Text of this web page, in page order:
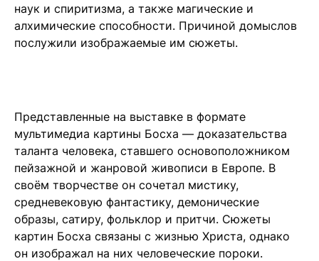
наук и спиритизма, а также магические и
алхимические способности. Причиной домыслов
послужили изображаемые им сюжеты.
Представленные на выставке в формате
мультимедиа картины Босха — доказательства
таланта человека, ставшего основоположником
пейзажной и жанровой живописи в Европе. В
своём творчестве он сочетал мистику,
средневековую фантастику, демонические
образы, сатиру, фольклор и притчи. Сюжеты
картин Босха связаны с жизнью Христа, однако
он изображал на них человеческие пороки.